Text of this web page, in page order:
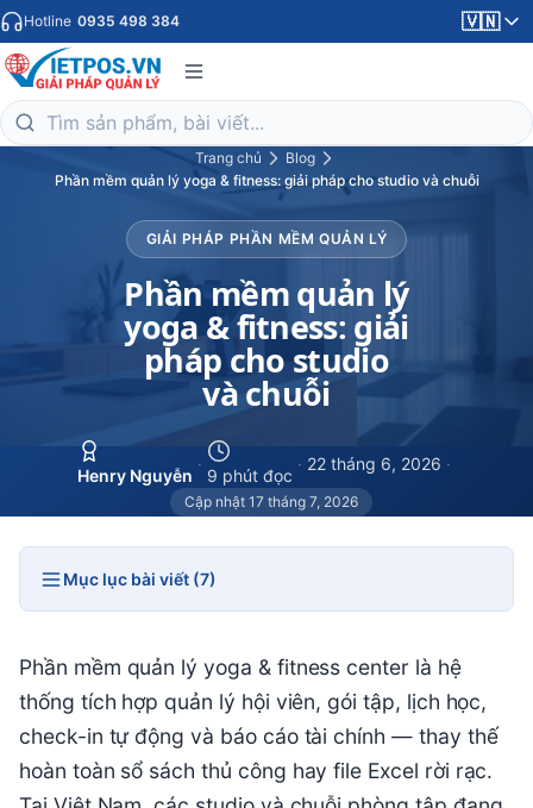
Hotline 0935 498 384 🇻🇳
Trang chủ
Blog
Phần mềm quản lý yoga & fitness: giải pháp cho studio và chuỗi
GIẢI PHÁP PHẦN MỀM QUẢN LÝ
Phần mềm quản lý
yoga & fitness: giải
pháp cho studio
và chuỗi
Henry Nguyễn
·
9 phút đọc
· 22 tháng 6, 2026 ·
Cập nhật 17 tháng 7, 2026
Mục lục bài viết (7)
Phần mềm quản lý yoga & fitness center là hệ
thống tích hợp quản lý hội viên, gói tập, lịch học,
check-in tự động và báo cáo tài chính — thay thế
hoàn toàn sổ sách thủ công hay file Excel rời rạc.